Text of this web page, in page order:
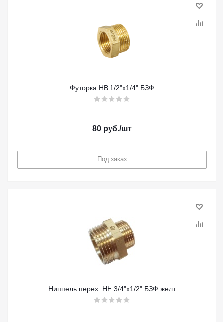
Футорка НВ 1/2"х1/4" БЗФ
80 руб./шт
Под заказ
Ниппель перех. НН 3/4"х1/2" БЗФ желт